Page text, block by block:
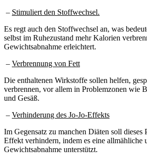
– Stimuliert den Stoffwechsel.
Es regt auch den Stoffwechsel an, was
selbst im Ruhezustand mehr Kalorien
Gewichtsabnahme erleichtert.
– Verbrennung von Fett
Die enthaltenen Wirkstoffe sollen helfen,
verbrennen, vor allem in Problemzonen wie
und Gesäß.
– Verhinderung des Jo-Jo-Effekts
Im Gegensatz zu manchen Diäten soll dieses
Effekt verhindern, indem es eine allmähliche
Gewichtsabnahme unterstützt.